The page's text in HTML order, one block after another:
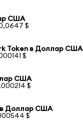
США
$
Token в Доллар США
$
США
$
в Доллар США
$